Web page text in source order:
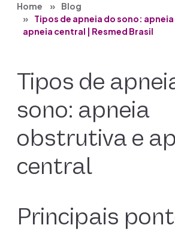
Home
Blog
Tipos de apneia do sono:
apneia central | Resmed Brasil
Tipos de
sono: apneia
obstrutiva e
central
Principais